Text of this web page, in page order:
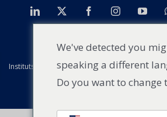
LinkedIn FacebookInstagram
Instituts mondiaux Strathmore Anciens
We've detected you
speaking a different
Do you want to change